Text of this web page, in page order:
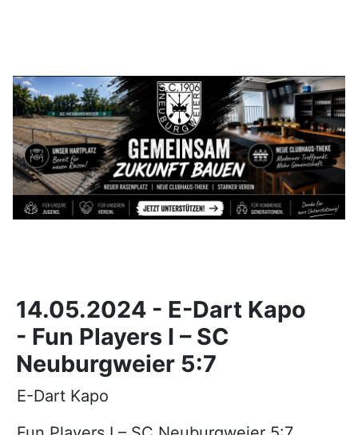
14.05.2024 - E-Dart Kapo
- Fun Players I – SC
Neuburgweier 5:7
E-Dart Kapo